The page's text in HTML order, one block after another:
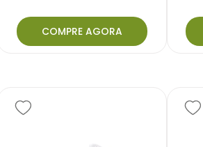
COMPRE AGORA